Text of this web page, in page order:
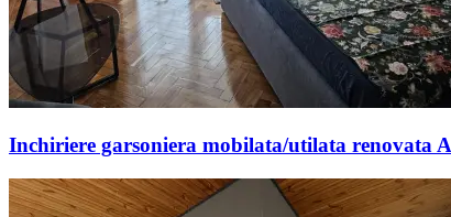
Inchiriere garsoniera mobilata/utilata renovata